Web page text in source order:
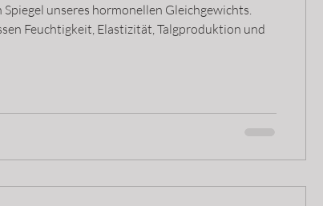
unseres hormonellen Gleichgewichts.
Feuchtigkeit, Elastizität, Talgproduktion und